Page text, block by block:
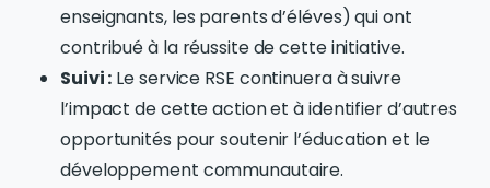
enseignants, les parents d’éléves) qui ont
contribué à la réussite de cette initiative.
Suivi : Le service RSE continuera à suivre
l’impact de cette action et à identifier d’autres
opportunités pour soutenir l’éducation et le
développement communautaire.